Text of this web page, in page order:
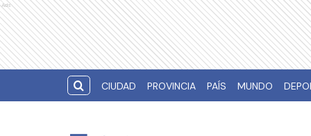
Ads
CIUDAD PROVINCIA PAÍS MUNDO